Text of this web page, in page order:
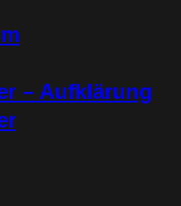
– Aufklärung